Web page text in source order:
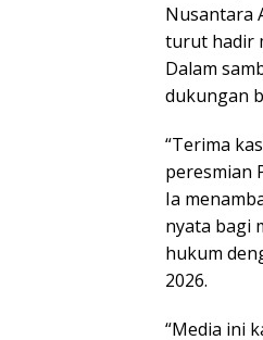
Nusantara
turut hadir
Dalam
dukungan
“Terima
peresmian
Ia
nyata bagi
hukum
2026.
“Media ini